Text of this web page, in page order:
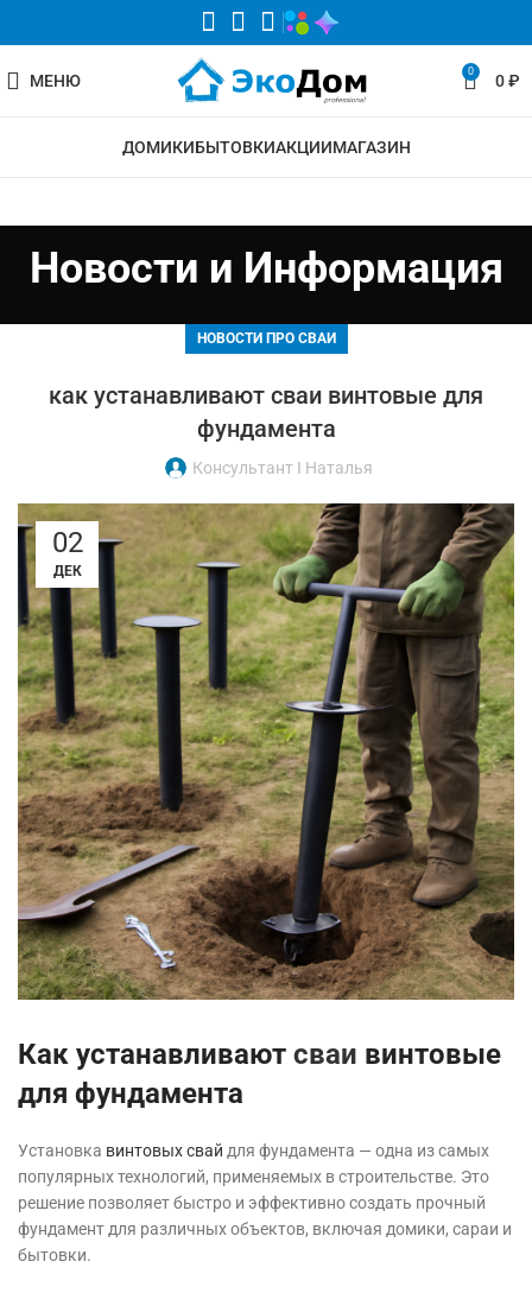
МЕНЮ 0 0₽
ДОМИКИБЫТОВКИАКЦИИМАГАЗИН
Новости и Информация
НОВОСТИ ПРО СВАИ
как устанавливают сваи винтовые для
фундамента
Консультант I Наталья
02
ДЕК
Как устанавливают сваи винтовые
для фундамента
Установка винтовых свай для фундамента — одна из самых
популярных технологий, применяемых в строительстве. Это
решение позволяет быстро и эффективно создать прочный
фундамент для различных объектов, включая домики, сараи и
бытовки.